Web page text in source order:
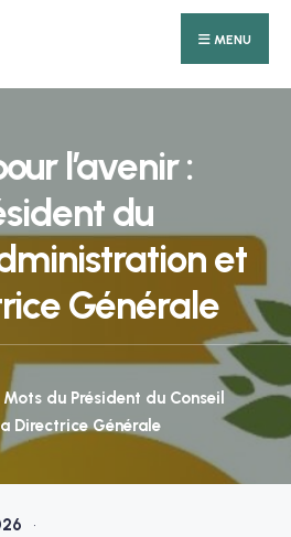
MENU
l’avenir :
du
et
Générale
du Président du Conseil
Directrice Générale
•